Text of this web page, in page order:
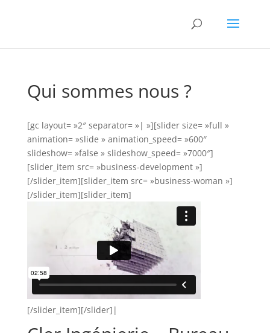
Qui sommes nous ?
[gc layout= »2″ separator= »| »][slider size= »full »
animation= »slide » animation_speed= »600″
slideshow= »false » slideshow_speed= »7000″]
[slider_item src= »business-development »]
[/slider_item][slider_item src= »business-woman »]
[/slider_item][slider_item]
[/slider_item][/slider]|